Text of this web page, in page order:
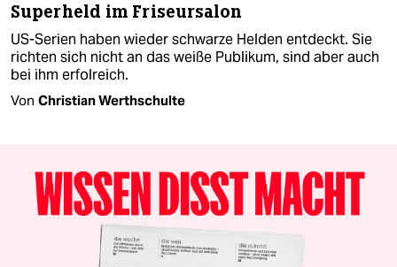
Superheld im Friseursalon
US-Serien haben wieder schwarze Helden entdeckt. Sie
richten sich nicht an das weiße Publikum, sind aber auch
bei ihm erfolreich.
Von Christian Werthschulte